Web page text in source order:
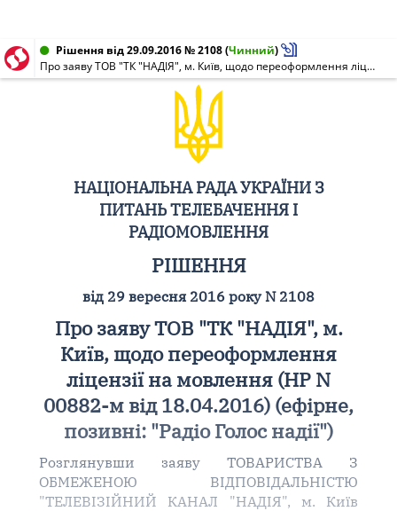
Рішення від 29.09.2016 № 2108(Чинний)
Про заяву ТОВ "ТК "НАДІЯ", м. Київ, щодо переоформлення ліцензії на мовлення (НР N 00882-м від 18.04.2016) (ефірне, позивні: "Радіо Голос надії")
НАЦІОНАЛЬНА РАДА УКРАЇНИ З
ПИТАНЬ ТЕЛЕБАЧЕННЯ І
РАДІОМОВЛЕННЯ
РІШЕННЯ
від 29 вересня 2016 року N 2108
Про заяву ТОВ "ТК "НАДІЯ", м.
Київ, щодо переоформлення
ліцензії на мовлення (НР N
00882-м від 18.04.2016) (ефірне,
позивні: "Радіо Голос надії")
Розглянувши заяву ТОВАРИСТВА З
ОБМЕЖЕНОЮ ВІДПОВІДАЛЬНІСТЮ
"ТЕЛЕВІЗІЙНИЙ КАНАЛ "НАДІЯ", м. Київ